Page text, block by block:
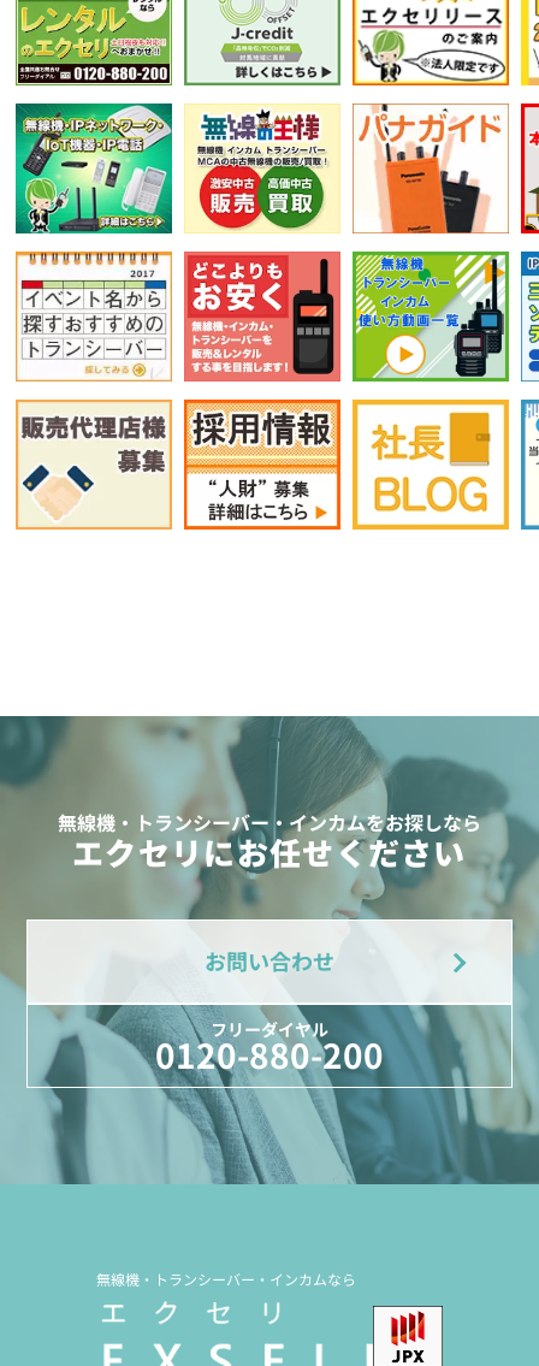
無線機・トランシーバー・インカムをお探しなら
エクセリにお任せください
お問い合わせ
フリーダイヤル
0120-880-200
無線機・トランシーバー・インカムなら